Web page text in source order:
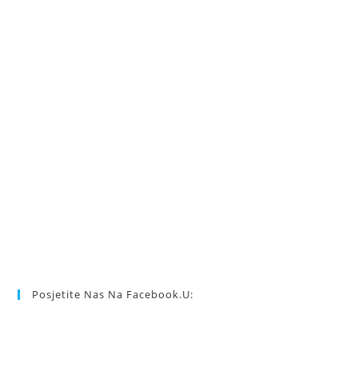
Posjetite Nas Na Facebook.u: